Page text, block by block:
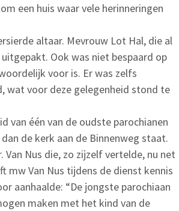
een huis waar vele herinneringen
altaar. Mevrouw Lot Hal, die al
Ook was niet bespaard op
voor is. Er was zelfs
wat voor deze gelegenheid stond te
van één van de oudste parochianen
de kerk aan de Binnenweg staat.
Nus die, zo zijzelf vertelde, nu net
mw Van Nus tijdens de dienst kennis
aanhaalde: “De jongste parochiaan
maken met het kind van de